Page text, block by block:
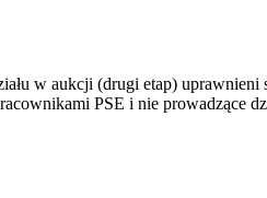
w aukcji (drugi etap)
PSE i nie prowadzące